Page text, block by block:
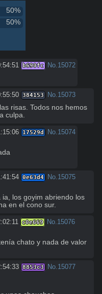
50%
50%
b690fc No.15072
384153 No.15073
risas. Todos nos hemos
culpa.
17529d No.15074
0e63d4 No.15075
los goyim abriendo los
en el cono sur.
c0e669 No.15076
chato y nada de valor
8853c3 No.15077